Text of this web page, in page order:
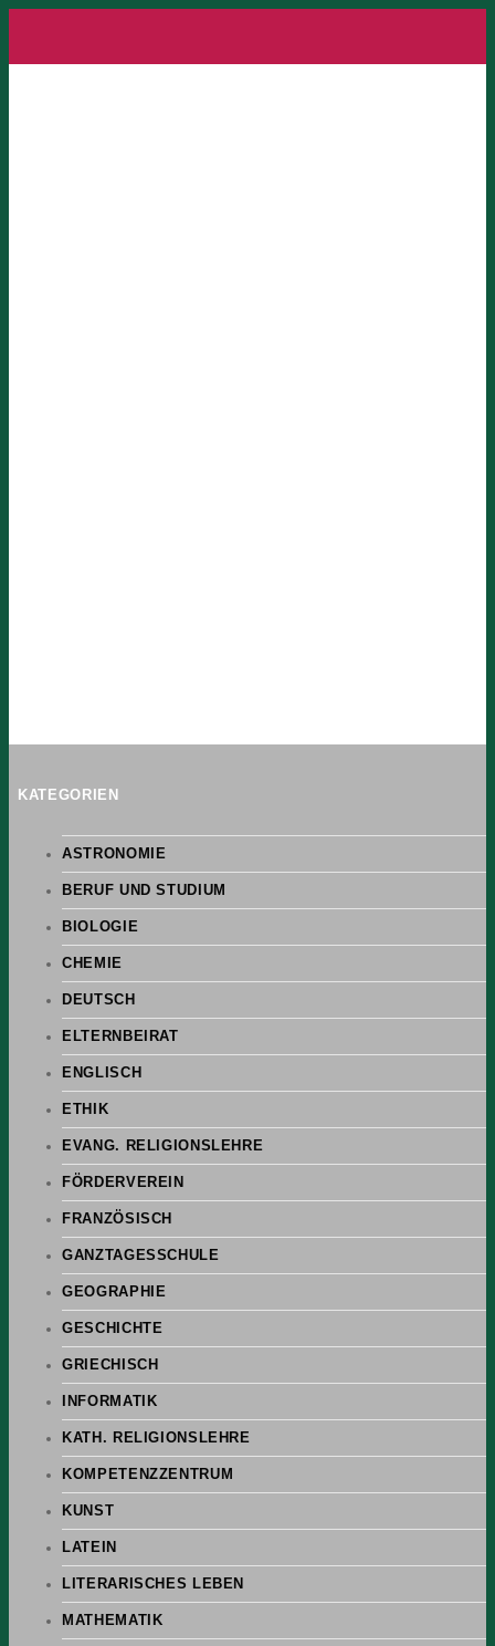
KATEGORIEN
ASTRONOMIE
BERUF UND STUDIUM
BIOLOGIE
CHEMIE
DEUTSCH
ELTERNBEIRAT
ENGLISCH
ETHIK
EVANG. RELIGIONSLEHRE
FÖRDERVEREIN
FRANZÖSISCH
GANZTAGESSCHULE
GEOGRAPHIE
GESCHICHTE
GRIECHISCH
INFORMATIK
KATH. RELIGIONSLEHRE
KOMPETENZZENTRUM
KUNST
LATEIN
LITERARISCHES LEBEN
MATHEMATIK